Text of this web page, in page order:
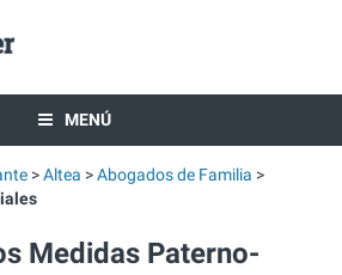
MENÚ
Altea
Abogados de Familia
Medidas Paterno-